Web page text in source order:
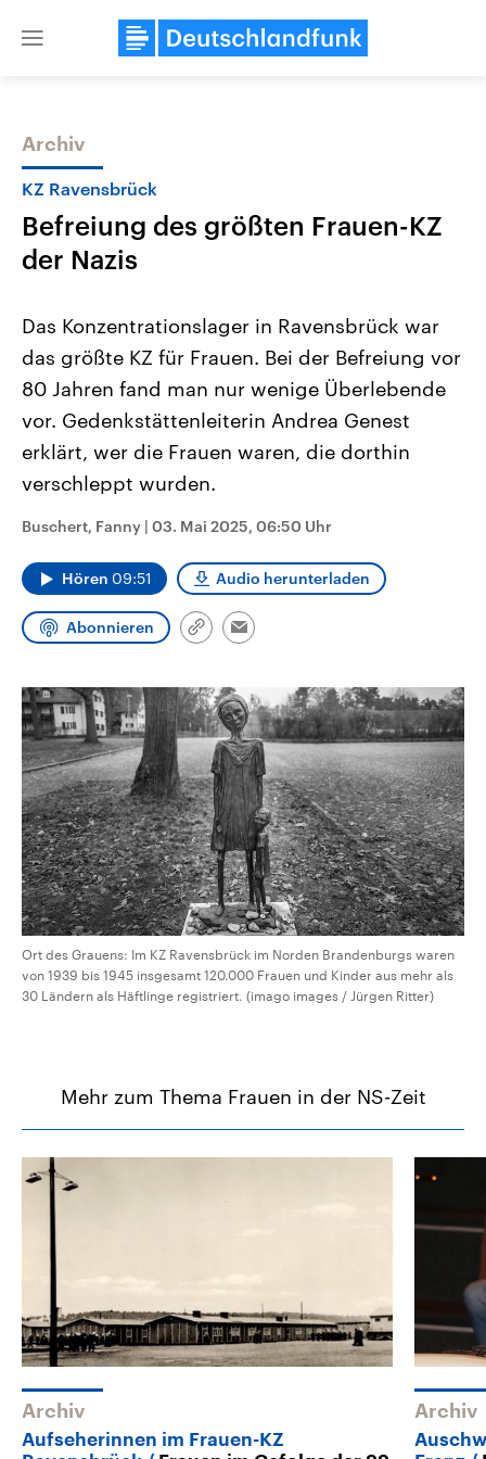
Close
Themen
Landtagswahl Sachsen-Anhalt
2026
Alle Informationen
Sachsen-Anhalt wählt am 6.
September 2026 einen neuen
Landtag. Seit 2021 wird das
Bundesland von einer Koalition aus
CDU, SPD und FDP regiert.-
Umfragen, Prognosen,
Wahlprogramme, aktuelle Berichte
und Kandidaten der anstehenden
Wahl.
USA
Aktuelle Beiträge,
Hintergründe
Wirtschaftlich und
gehören die Vereinigten
den mächtigsten Ländern
Archiv
KZ Ravensbrück
Befreiung des größten Frauen-KZ
der Nazis
Das Konzentrationslager in Ravensbrück war
das größte KZ für Frauen. Bei der Befreiung vor
80 Jahren fand man nur wenige Überlebende
vor. Gedenkstättenleiterin Andrea Genest
erklärt, wer die Frauen waren, die dorthin
verschleppt wurden.
Buschert, Fanny | 03. Mai 2025, 06:50 Uhr
Hören 09:51 Audio herunterladen
Abonnieren
Link
Email
Ort des Grauens: Im KZ Ravensbrück im Norden Brandenburgs waren
von 1939 bis 1945 insgesamt 120.000 Frauen und Kinder aus mehr als
30 Ländern als Häftlinge registriert. (imago images / Jürgen Ritter)
Mehr zum Thema Frauen in der NS-Zeit
Archiv
Aufseherinnen im Frauen-KZ
Archiv